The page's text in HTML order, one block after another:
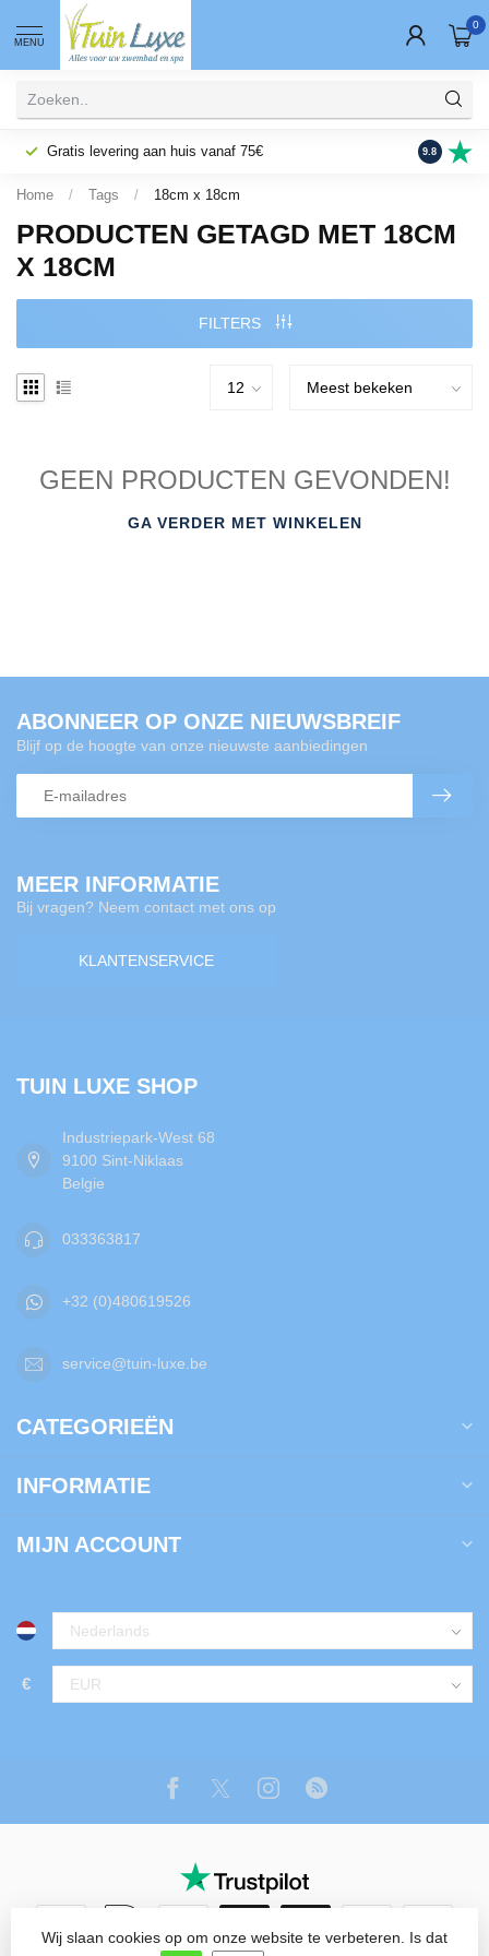
MENU
0
Gratis levering aan huis vanaf 75€ Fysieke
9.8
Home / Tags / 18cm x 18cm
PRODUCTEN GETAGD MET 18CM
X 18CM
FILTERS
GEEN PRODUCTEN GEVONDEN!
GA VERDER MET WINKELEN
MEER INFORMATIE
Bij vragen? Neem contact met ons op
KLANTENSERVICE
ABONNEER OP ONZE NIEUWSBREIF
Blijf op de hoogte van onze nieuwste aanbiedingen
TUIN LUXE SHOP
Industriepark-West 68
9100 Sint-Niklaas
Belgie
033363817
+32 (0)480619526
service@tuin-luxe.be
CATEGORIEËN
INFORMATIE
MIJN ACCOUNT
€
Wij slaan cookies op om onze website te verbeteren. Is dat